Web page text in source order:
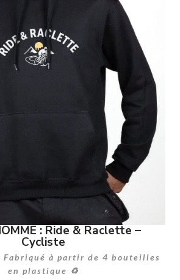
: Ride & Raclette –
Cycliste
Fabriqué à partir de 4 bouteilles
en plastique ♻